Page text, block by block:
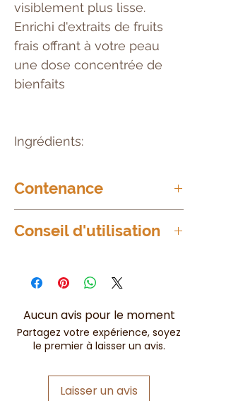
visiblement plus lisse.
Enrichi d'extraits de fruits
frais offrant à votre peau
une dose concentrée de
bienfaits
Ingrédients:
Contenance
Conseil d'utilisation
le visage et massez avec des
pénétration complète du sérum
Aucun avis pour le moment
Partagez votre expérience, soyez
le premier à laisser un avis.
Laisser un avis